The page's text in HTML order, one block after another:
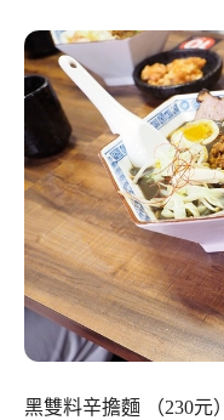
黑雙料辛擔麵 （230元）